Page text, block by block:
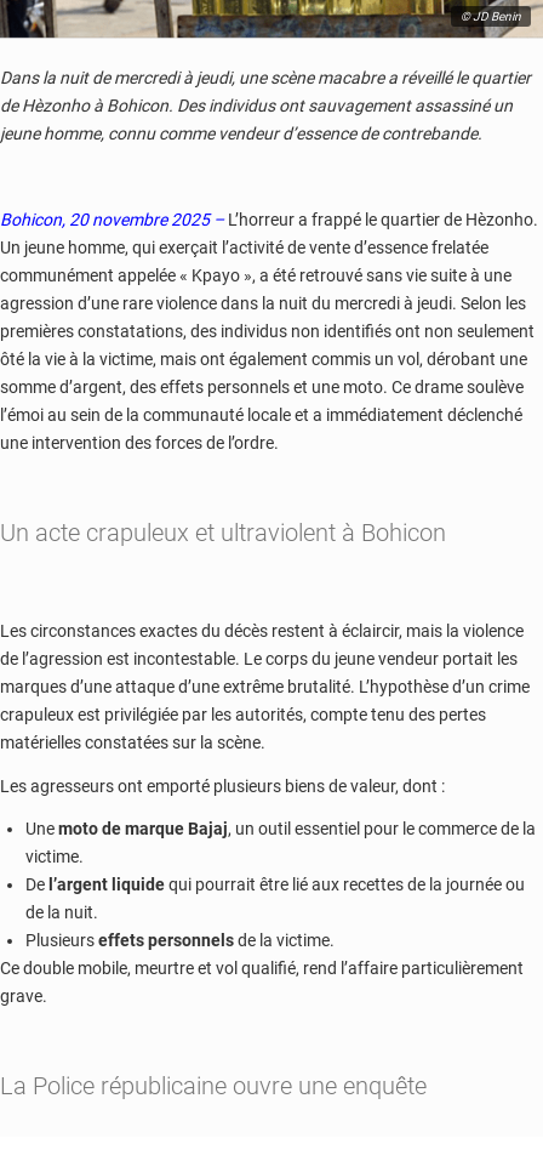
© JD Benin
Dans la nuit de mercredi à jeudi, une scène macabre a réveillé le quartier
de Hèzonho à Bohicon. Des individus ont sauvagement assassiné un
jeune homme, connu comme vendeur d’essence de contrebande.
Bohicon, 20 novembre 2025 –L’horreur a frappé le quartier de Hèzonho.
Un jeune homme, qui exerçait l’activité de vente d’essence frelatée
communément appelée « Kpayo », a été retrouvé sans vie suite à une
agression d’une rare violence dans la nuit du mercredi à jeudi. Selon les
premières constatations, des individus non identifiés ont non seulement
ôté la vie à la victime, mais ont également commis un vol, dérobant une
somme d’argent, des effets personnels et une moto. Ce drame soulève
l’émoi au sein de la communauté locale et a immédiatement déclenché
une intervention des forces de l’ordre.
Un acte crapuleux et ultraviolent à Bohicon
Les circonstances exactes du décès restent à éclaircir, mais la violence
de l’agression est incontestable. Le corps du jeune vendeur portait les
marques d’une attaque d’une extrême brutalité. L’hypothèse d’un crime
crapuleux est privilégiée par les autorités, compte tenu des pertes
matérielles constatées sur la scène.
Les agresseurs ont emporté plusieurs biens de valeur, dont :
Unemoto de marque Bajaj, un outil essentiel pour le commerce de la
victime.
De l’argent liquidequi pourrait être lié aux recettes de la journée ou
de la nuit.
Plusieurseffets personnelsde la victime.
Ce double mobile, meurtre et vol qualifié, rend l’affaire particulièrement
grave.
La Police républicaine ouvre une enquête